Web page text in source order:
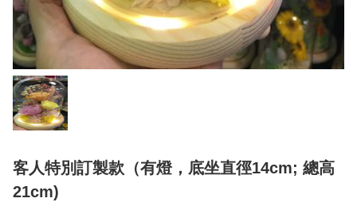
客人特別訂製款（有燈，底坐直徑14cm; 總高
21cm)